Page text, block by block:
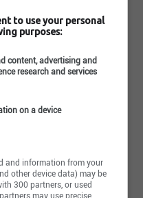
l’engagement
des citoyens et des
qui répondent
économie et
responsable;
projets de
milieu de vie, ville
to use your personal
purposes:
content, advertising and
research and services
on a device
and information from your
other device data) may be
300 partners, or used
may use precise